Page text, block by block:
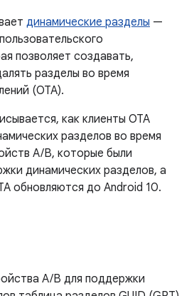
динамические разделы —
позволяет создавать,
разделы во время
(OTA).
как клиенты OTA
разделов во время
A/B, которые были
динамических разделов, а
обновляются до Android 10.
A/B для поддержки